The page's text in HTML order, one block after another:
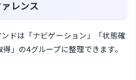
レンス
ドは「ナビゲーション」「状態確
」の4グループに整理できます。